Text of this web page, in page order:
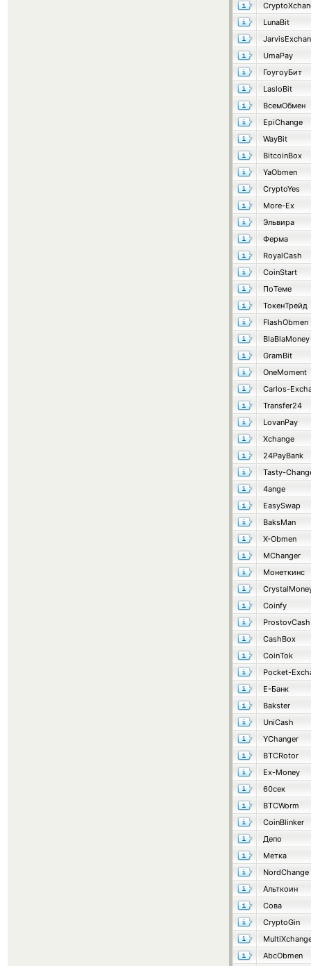
LunaBit
UmaPay
ГоугоуБит
LasloBit
ВсемОбмен
EpiChange
WayBit
BitcoinBox
YaObmen
CryptoYes
More-Ex
Эльвира
Ферма
RoyalCash
CoinStart
ПоТеме
ТокенТрейд
FlashObmen
BlaBlaMoney
GramBit
OneMoment
Carlos-
Transfer24
LovanPay
Xchange
24PayBank
Tasty-
4ange
EasySwap
BaksMan
X-Obmen
MChanger
Монеткинс
Coinfy
ProstovCash
CashBox
CoinTok
Pocket-
Е-Банк
Bakster
UniCash
YChanger
BTCRotor
Ex-Money
60сек
BTCWorm
CoinBlinker
Депо
Метка
NordChange
Альткоин
Сова
CryptoGin
AbcObmen